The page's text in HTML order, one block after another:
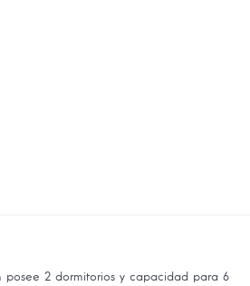
posee 2 dormitorios y capacidad para 6